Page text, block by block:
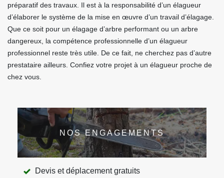
préparatif des travaux. Il est à la responsabilité d’un élagueur
d’élaborer le système de la mise en œuvre d’un travail d’élagage.
Que ce soit pour un élagage d’arbre performant ou un arbre
dangereux, la compétence professionnelle d’un élagueur
professionnel reste très utile. De ce fait, ne cherchez pas d’autre
prestataire ailleurs. Confiez votre projet à un élagueur proche de
chez vous.
NOS ENGAGEMENTS
Devis et déplacement gratuits